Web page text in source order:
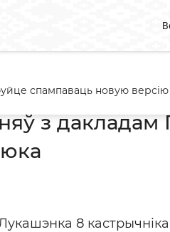
Генеральнага пракурора
з дакладам
8
спампаваць новую